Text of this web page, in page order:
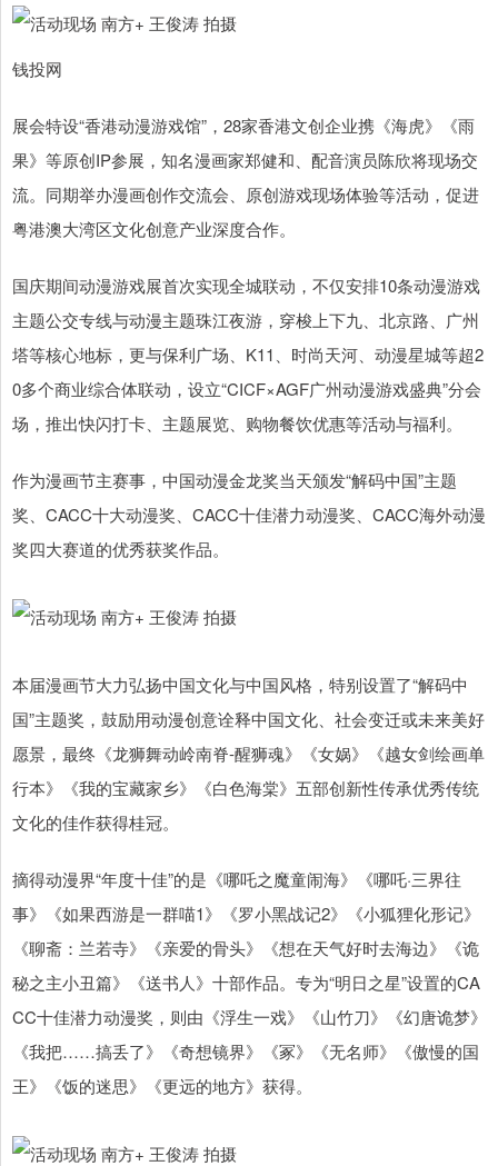
钱投网
展会特设“香港动漫游戏馆”，28家香港文创企业携《海虎》《雨
果》等原创IP参展，知名漫画家郑健和、配音演员陈欣将现场交
流。同期举办漫画创作交流会、原创游戏现场体验等活动，促进
粤港澳大湾区文化创意产业深度合作。
国庆期间动漫游戏展首次实现全城联动，不仅安排10条动漫游戏
主题公交专线与动漫主题珠江夜游，穿梭上下九、北京路、广州
塔等核心地标，更与保利广场、K11、时尚天河、动漫星城等超2
0多个商业综合体联动，设立“CICF×AGF广州动漫游戏盛典”分会
场，推出快闪打卡、主题展览、购物餐饮优惠等活动与福利。
作为漫画节主赛事，中国动漫金龙奖当天颁发“解码中国”主题
奖、CACC十大动漫奖、CACC十佳潜力动漫奖、CACC海外动漫
奖四大赛道的优秀获奖作品。
本届漫画节大力弘扬中国文化与中国风格，特别设置了“解码中
国”主题奖，鼓励用动漫创意诠释中国文化、社会变迁或未来美好
愿景，最终《龙狮舞动岭南脊-醒狮魂》《女娲》《越女剑绘画单
行本》《我的宝藏家乡》《白色海棠》五部创新性传承优秀传统
文化的佳作获得桂冠。
摘得动漫界“年度十佳”的是《哪吒之魔童闹海》《哪吒·三界往
事》《如果西游是一群喵1》《罗小黑战记2》《小狐狸化形记》
《聊斋：兰若寺》《亲爱的骨头》《想在天气好时去海边》《诡
秘之主小丑篇》《送书人》十部作品。专为“明日之星”设置的CA
CC十佳潜力动漫奖，则由《浮生一戏》《山竹刀》《幻唐诡梦》
《我把……搞丢了》《奇想镜界》《冢》《无名师》《傲慢的国
王》《饭的迷思》《更远的地方》获得。